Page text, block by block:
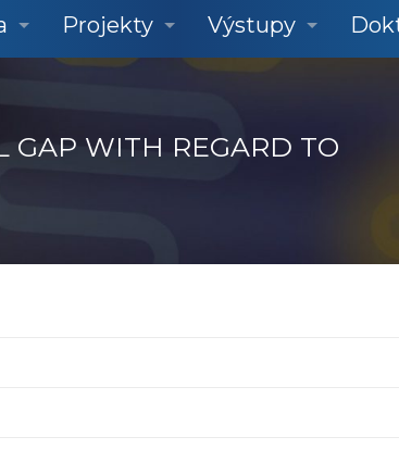
Projekty Výstupy
GAP WITH REGARD TO